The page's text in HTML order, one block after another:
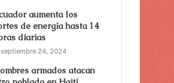
aumenta los
de energía hasta 14
diarias
septiembre 24, 2024
armados atacan